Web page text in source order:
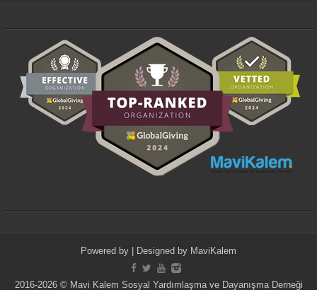
Powered by | Designed by MaviKalem
2016-2026 © Mavi Kalem Sosyal Yardımlaşma ve Dayanışma Derneği